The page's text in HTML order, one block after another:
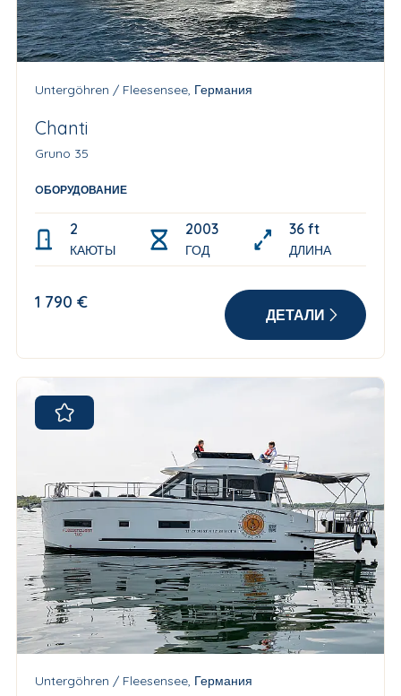
Untergöhren / Fleesensee, Германия
Chanti
Gruno 35
OБОРУДОВАНИЕ
2
КАЮТЫ
2003
ГОД
36 ft
ДЛИНА
1 790 €
ДЕТАЛИ
Untergöhren / Fleesensee, Германия